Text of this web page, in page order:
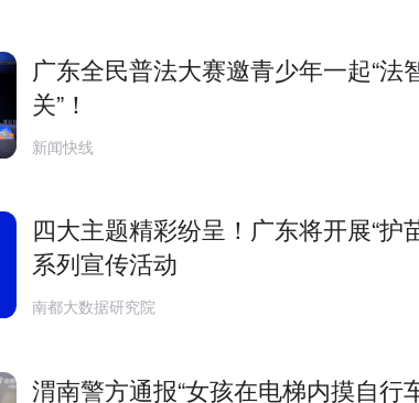
广东全民普法大赛邀青少年一起“法
关”！
新闻快线
四大主题精彩纷呈！广东将开展“护
系列宣传活动
南都大数据研究院
渭南警方通报“女孩在电梯内摸自行